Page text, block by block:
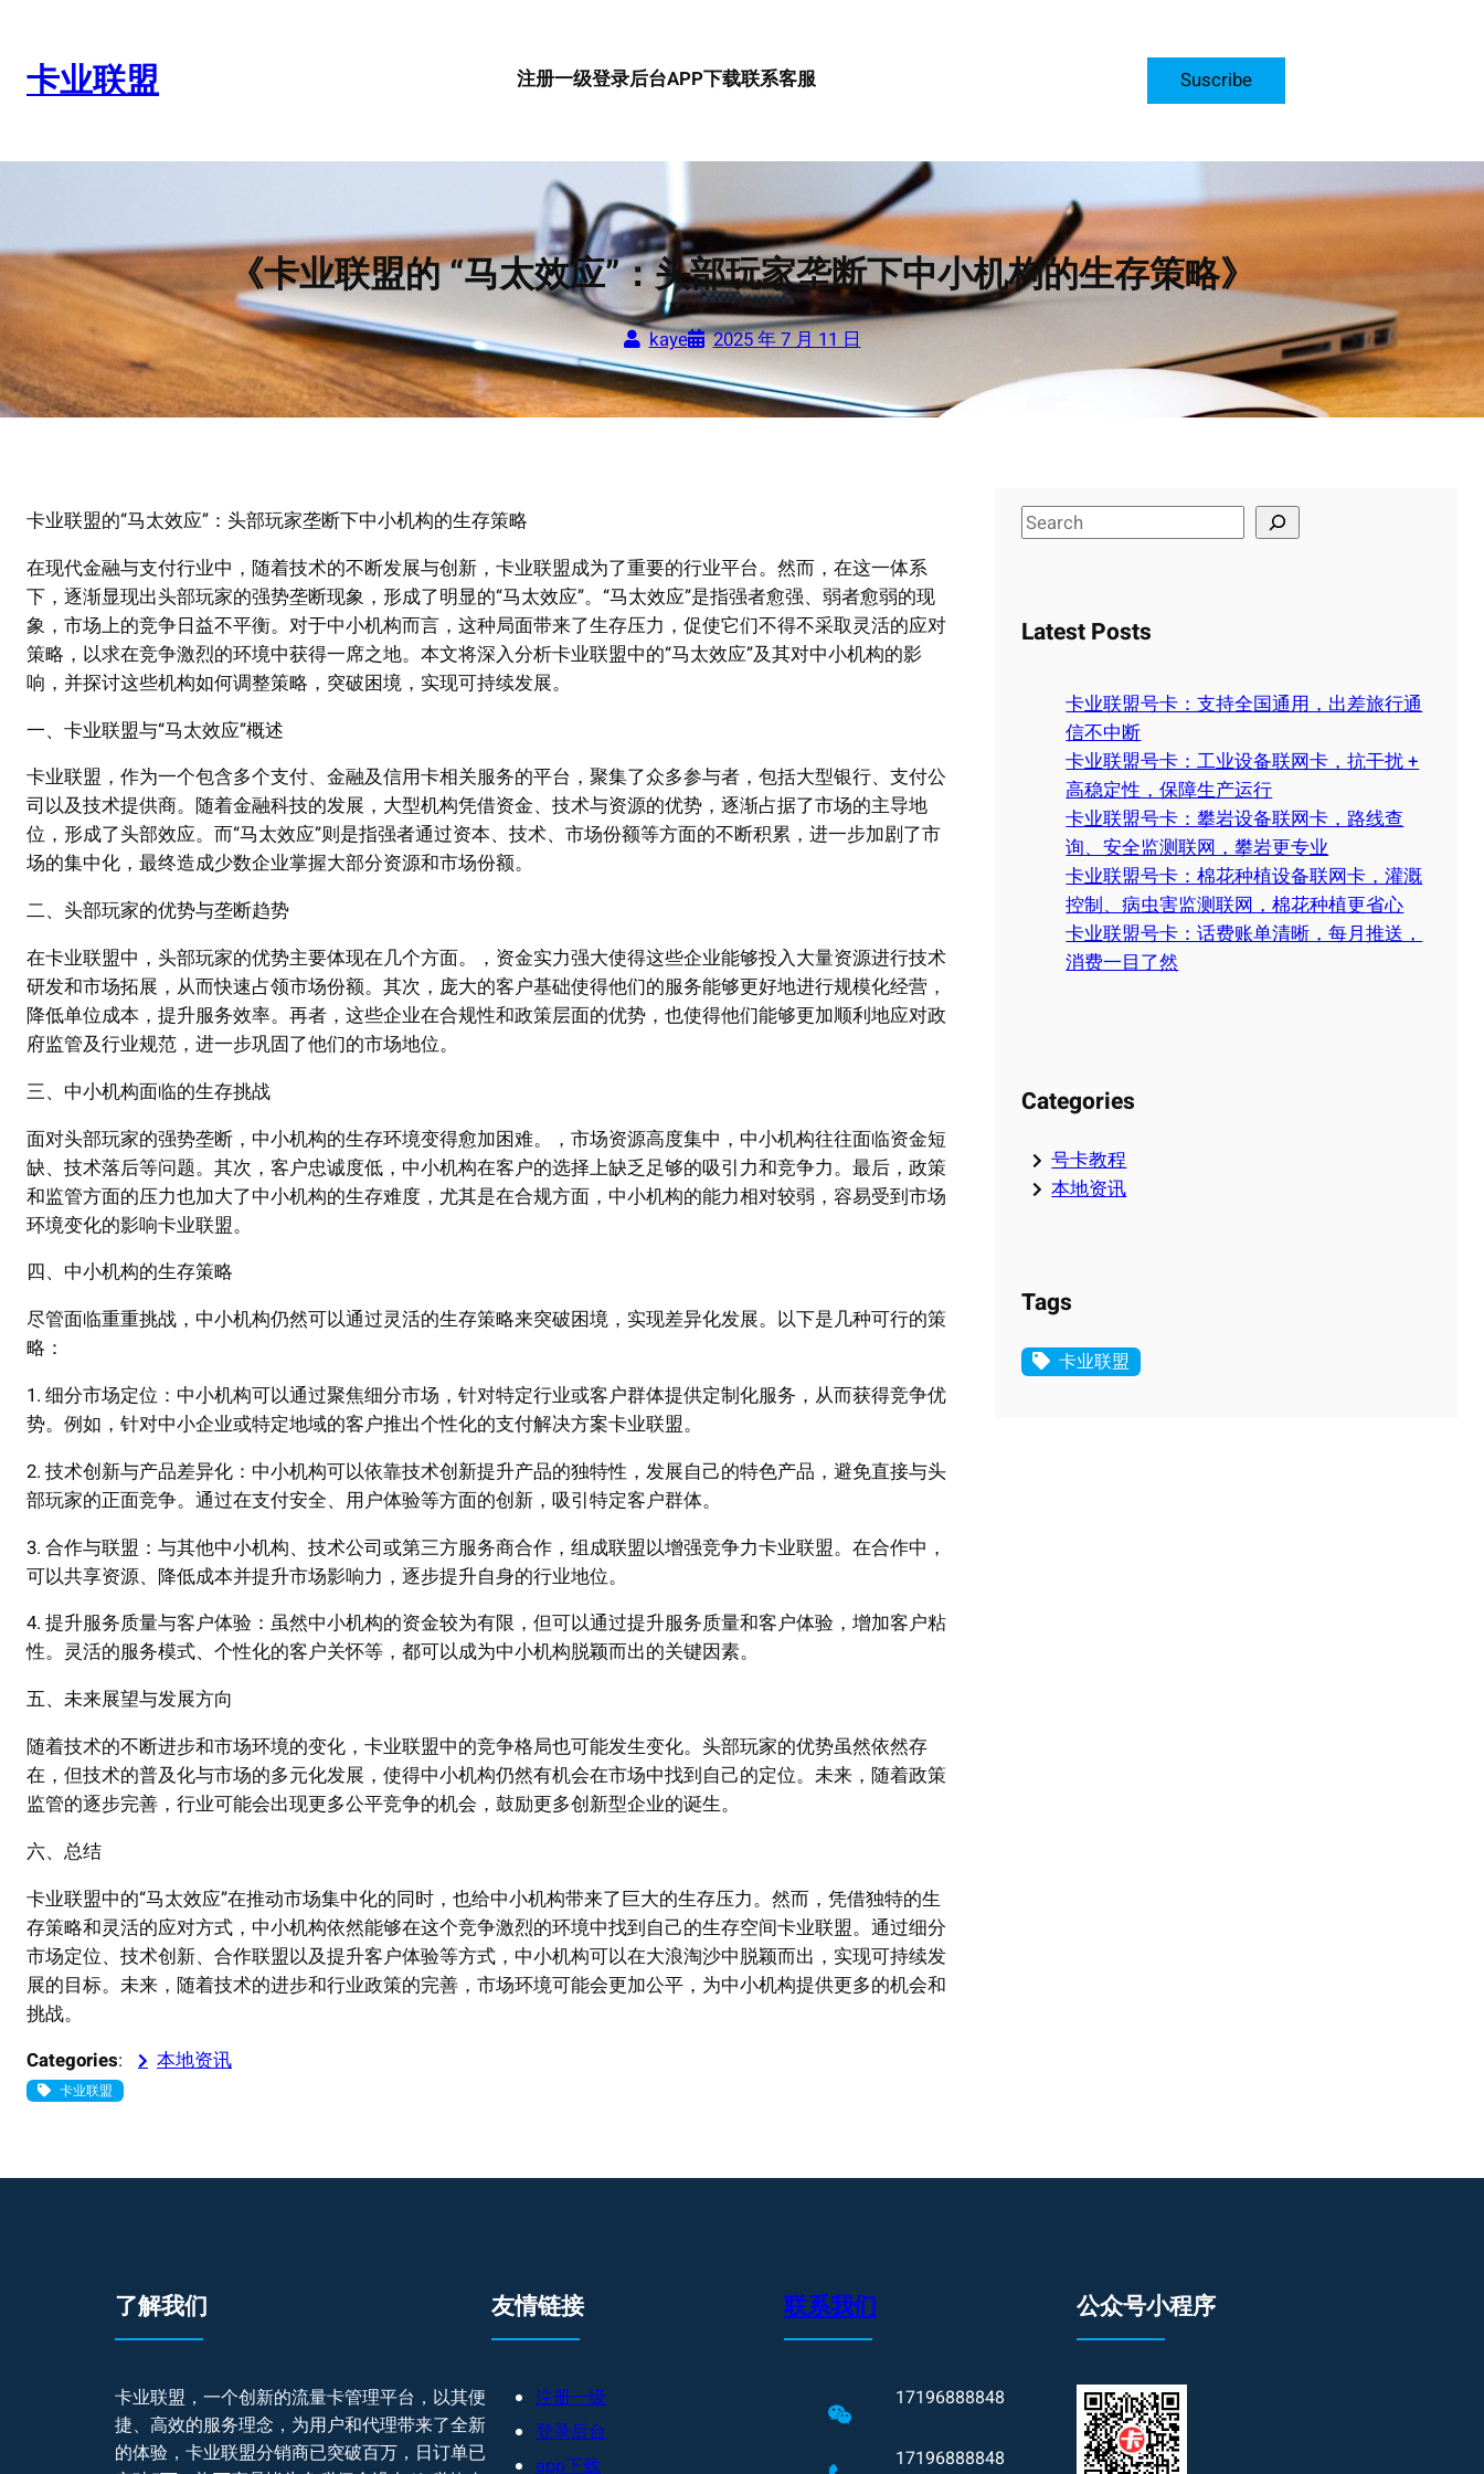
卡业联盟 注册一级登录后台APP下载联系客服 Suscribe
《卡业联盟的 “马太效应”：头部玩家垄断下中小机构的生存策略》
kaye 2025 年 7 月 11 日
卡业联盟的“马太效应”：头部玩家垄断下中小机构的生存策略
在现代金融与支付行业中，随着技术的不断发展与创新，卡业联盟成为了重要的行业平台。然而，在这一体系
下，逐渐显现出头部玩家的强势垄断现象，形成了明显的“马太效应”。“马太效应”是指强者愈强、弱者愈弱的现
象，市场上的竞争日益不平衡。对于中小机构而言，这种局面带来了生存压力，促使它们不得不采取灵活的应对
策略，以求在竞争激烈的环境中获得一席之地。本文将深入分析卡业联盟中的“马太效应”及其对中小机构的影
响，并探讨这些机构如何调整策略，突破困境，实现可持续发展。
一、卡业联盟与“马太效应”概述
卡业联盟，作为一个包含多个支付、金融及信用卡相关服务的平台，聚集了众多参与者，包括大型银行、支付公
司以及技术提供商。随着金融科技的发展，大型机构凭借资金、技术与资源的优势，逐渐占据了市场的主导地
位，形成了头部效应。而“马太效应”则是指强者通过资本、技术、市场份额等方面的不断积累，进一步加剧了市
场的集中化，最终造成少数企业掌握大部分资源和市场份额。
二、头部玩家的优势与垄断趋势
在卡业联盟中，头部玩家的优势主要体现在几个方面。，资金实力强大使得这些企业能够投入大量资源进行技术
研发和市场拓展，从而快速占领市场份额。其次，庞大的客户基础使得他们的服务能够更好地进行规模化经营，
降低单位成本，提升服务效率。再者，这些企业在合规性和政策层面的优势，也使得他们能够更加顺利地应对政
府监管及行业规范，进一步巩固了他们的市场地位。
三、中小机构面临的生存挑战
面对头部玩家的强势垄断，中小机构的生存环境变得愈加困难。，市场资源高度集中，中小机构往往面临资金短
缺、技术落后等问题。其次，客户忠诚度低，中小机构在客户的选择上缺乏足够的吸引力和竞争力。最后，政策
和监管方面的压力也加大了中小机构的生存难度，尤其是在合规方面，中小机构的能力相对较弱，容易受到市场
环境变化的影响卡业联盟。
四、中小机构的生存策略
尽管面临重重挑战，中小机构仍然可以通过灵活的生存策略来突破困境，实现差异化发展。以下是几种可行的策
略：
1. 细分市场定位：中小机构可以通过聚焦细分市场，针对特定行业或客户群体提供定制化服务，从而获得竞争优
势。例如，针对中小企业或特定地域的客户推出个性化的支付解决方案卡业联盟。
2. 技术创新与产品差异化：中小机构可以依靠技术创新提升产品的独特性，发展自己的特色产品，避免直接与头
部玩家的正面竞争。通过在支付安全、用户体验等方面的创新，吸引特定客户群体。
3. 合作与联盟：与其他中小机构、技术公司或第三方服务商合作，组成联盟以增强竞争力卡业联盟。在合作中，
可以共享资源、降低成本并提升市场影响力，逐步提升自身的行业地位。
4. 提升服务质量与客户体验：虽然中小机构的资金较为有限，但可以通过提升服务质量和客户体验，增加客户粘
性。灵活的服务模式、个性化的客户关怀等，都可以成为中小机构脱颖而出的关键因素。
五、未来展望与发展方向
随着技术的不断进步和市场环境的变化，卡业联盟中的竞争格局也可能发生变化。头部玩家的优势虽然依然存
在，但技术的普及化与市场的多元化发展，使得中小机构仍然有机会在市场中找到自己的定位。未来，随着政策
监管的逐步完善，行业可能会出现更多公平竞争的机会，鼓励更多创新型企业的诞生。
六、总结
卡业联盟中的“马太效应”在推动市场集中化的同时，也给中小机构带来了巨大的生存压力。然而，凭借独特的生
存策略和灵活的应对方式，中小机构依然能够在这个竞争激烈的环境中找到自己的生存空间卡业联盟。通过细分
市场定位、技术创新、合作联盟以及提升客户体验等方式，中小机构可以在大浪淘沙中脱颖而出，实现可持续发
展的目标。未来，随着技术的进步和行业政策的完善，市场环境可能会更加公平，为中小机构提供更多的机会和
挑战。
Categories: 本地资讯
卡业联盟
S
e
c
Latest Posts
卡业联盟号卡：支持全国通用，出差旅行通
信不中断
卡业联盟号卡：工业设备联网卡，抗干扰 +
高稳定性，保障生产运行
卡业联盟号卡：攀岩设备联网卡，路线查
询、安全监测联网，攀岩更专业
卡业联盟号卡：棉花种植设备联网卡，灌溉
控制、病虫害监测联网，棉花种植更省心
卡业联盟号卡：话费账单清晰，每月推送，
消费一目了然
Categories
号卡教程
本地资讯
Tags
卡业联盟
了解我们
卡业联盟，一个创新的流量卡管理平台，以其便
捷、高效的服务理念，为用户和代理带来了全新
的体验，卡业联盟分销商已突破百万，日订单已
友情链接
注册一级
登录后台
app下载
联系我们
17196888848
17196888848
公众号小程序